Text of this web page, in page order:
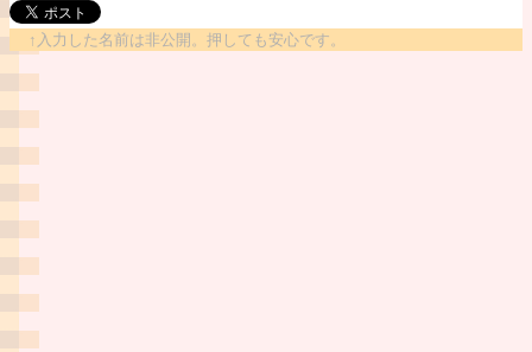
↑入力した名前は非公開。押しても安心です。